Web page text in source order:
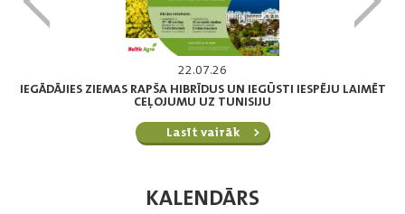
22.07.26
IEGĀDĀJIES ZIEMAS RAPŠA HIBRĪDUS UN IEGŪSTI IESPĒJU LAIMĒT
CEĻOJUMU UZ TUNISIJU
Lasīt vairāk
KALENDĀRS